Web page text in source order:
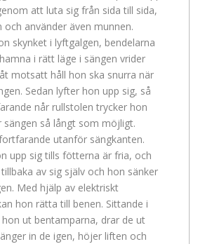
att luta sig från sida till sida,
och använder även munnen.
skynket i lyftgalgen, bendelarna
i rätt läge i sängen vrider
motsatt håll hon ska snurra när
Sedan lyfter hon upp sig, så
når rullstolen trycker hon
sängen så långt som möjligt.
utanför sängkanten.
upp sig tills fötterna är fria, och
av sig själv och hon sänker
Med hjälp av elektriskt
hon rätta till benen. Sittande i
hon ut bentamparna, drar de ut
in de igen, höjer liften och